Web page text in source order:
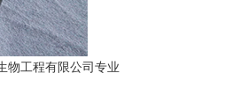
物工程有限公司专业